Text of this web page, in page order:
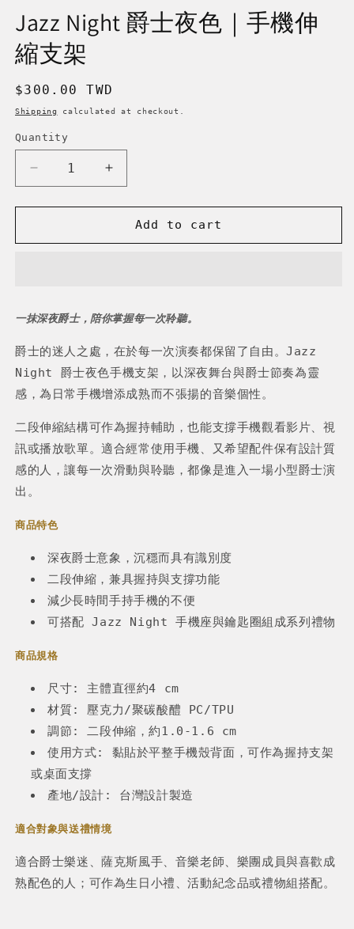
Jazz Night 爵士夜色｜手機伸
縮支架
Regular
price
$300.00 TWD
Shipping calculated at checkout.
Quantity
Decrease
quantity
for
Night
色
手
機
伸
支
架
Increase
quantity
for
Jazz
Night
色
手
機
伸
支
架
Add to cart
一抹深夜爵士，陪你掌握每一次聆聽。
爵士的迷人之處，在於每一次演奏都保留了自由。Jazz
Night 爵士夜色手機支架，以深夜舞台與爵士節奏為靈
感，為日常手機增添成熟而不張揚的音樂個性。
二段伸縮結構可作為握持輔助，也能支撐手機觀看影片、視
訊或播放歌單。適合經常使用手機、又希望配件保有設計質
感的人，讓每一次滑動與聆聽，都像是進入一場小型爵士演
出。
商品特色
深夜爵士意象，沉穩而具有識別度
二段伸縮，兼具握持與支撐功能
減少長時間手持手機的不便
可搭配 Jazz Night手機座與鑰匙圈組成系列禮物
商品規格
尺寸: 主體直徑約4 cm
材質: 壓克力/聚碳酸醴 PC/TPU
調節: 二段伸縮，約1.0-1.6 cm
使用方式: 黏貼於平整手機殼背面，可作為握持支架
或桌面支撐
產地/設計: 台灣設計製造
適合對象與送禮情境
適合爵士樂迷、薩克斯風手、音樂老師、樂團成員與喜歡成
熟配色的人；可作為生日小禮、活動紀念品或禮物組搭配。